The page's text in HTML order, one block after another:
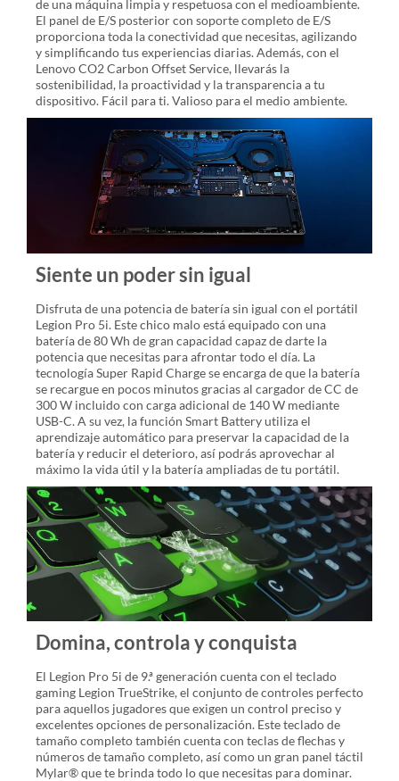
de una máquina limpia y respetuosa con el medioambiente.
El panel de E/S posterior con soporte completo de E/S
proporciona toda la conectividad que necesitas, agilizando
y simplificando tus experiencias diarias. Además, con el
Lenovo CO2 Carbon Offset Service, llevarás la
sostenibilidad, la proactividad y la transparencia a tu
dispositivo. Fácil para ti. Valioso para el medio ambiente.
Siente un poder sin igual
Disfruta de una potencia de batería sin igual con el portátil
Legion Pro 5i. Este chico malo está equipado con una
batería de 80 Wh de gran capacidad capaz de darte la
potencia que necesitas para afrontar todo el día. La
tecnología Super Rapid Charge se encarga de que la batería
se recargue en pocos minutos gracias al cargador de CC de
300 W incluido con carga adicional de 140 W mediante
USB-C. A su vez, la función Smart Battery utiliza el
aprendizaje automático para preservar la capacidad de la
batería y reducir el deterioro, así podrás aprovechar al
máximo la vida útil y la batería ampliadas de tu portátil.
Domina, controla y conquista
El Legion Pro 5i de 9.ª generación cuenta con el teclado
gaming Legion TrueStrike, el conjunto de controles perfecto
para aquellos jugadores que exigen un control preciso y
excelentes opciones de personalización. Este teclado de
tamaño completo también cuenta con teclas de flechas y
números de tamaño completo, así como un gran panel táctil
Mylar® que te brinda todo lo que necesitas para dominar.